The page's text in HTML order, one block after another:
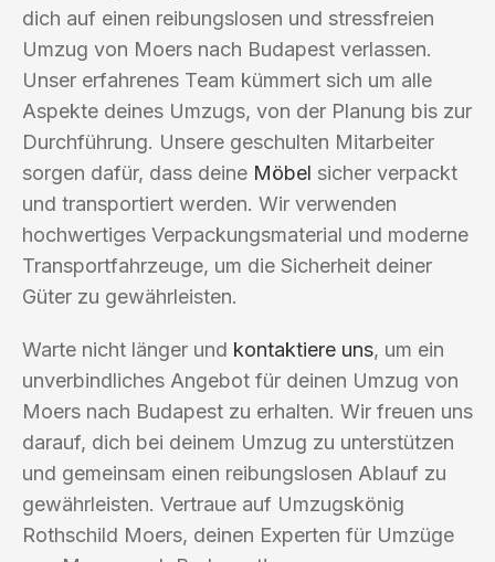
dich auf einen reibungslosen und stressfreien
Umzug von Moers nach Budapest verlassen.
Unser erfahrenes Team kümmert sich um alle
Aspekte deines Umzugs, von der Planung bis zur
Durchführung. Unsere geschulten Mitarbeiter
sorgen dafür, dass deine Möbel sicher verpackt
und transportiert werden. Wir verwenden
hochwertiges Verpackungsmaterial und moderne
Transportfahrzeuge, um die Sicherheit deiner
Güter zu gewährleisten.
Warte nicht länger und kontaktiere uns, um ein
unverbindliches Angebot für deinen Umzug von
Moers nach Budapest zu erhalten. Wir freuen uns
darauf, dich bei deinem Umzug zu unterstützen
und gemeinsam einen reibungslosen Ablauf zu
gewährleisten. Vertraue auf Umzugskönig
Rothschild Moers, deinen Experten für Umzüge